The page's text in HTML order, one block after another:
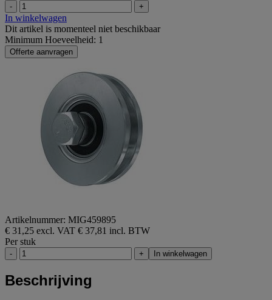
- +
In winkelwagen
Dit artikel is momenteel niet beschikbaar
Minimum Hoeveelheid: 1
Offerte aanvragen
Artikelnummer: MIG459895
€ 31,25 excl. VAT € 37,81 incl. BTW
Per stuk
- + In winkelwagen
Beschrijving